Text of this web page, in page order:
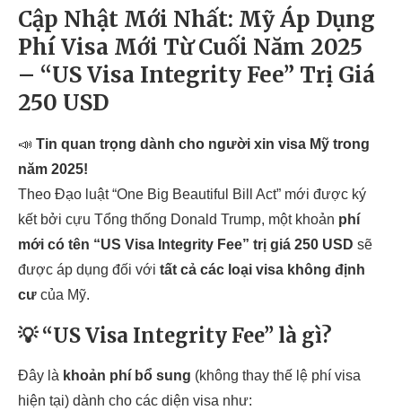
Cập Nhật Mới Nhất: Mỹ Áp Dụng
Phí Visa Mới Từ Cuối Năm 2025
– “US Visa Integrity Fee” Trị Giá
250 USD
📣 Tin quan trọng dành cho người xin visa Mỹ trong
năm 2025!
Theo Đạo luật “One Big Beautiful Bill Act” mới được ký
kết bởi cựu Tổng thống Donald Trump, một khoản phí
mới có tên “US Visa Integrity Fee” trị giá 250 USD sẽ
được áp dụng đối với tất cả các loại visa không định
cư của Mỹ.
💡 “US Visa Integrity Fee” là gì?
Đây là khoản phí bổ sung (không thay thế lệ phí visa
hiện tại) dành cho các diện visa như: